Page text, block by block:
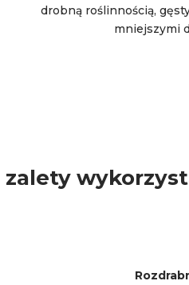
drobną roślinnością,
mniejszymi
zalety